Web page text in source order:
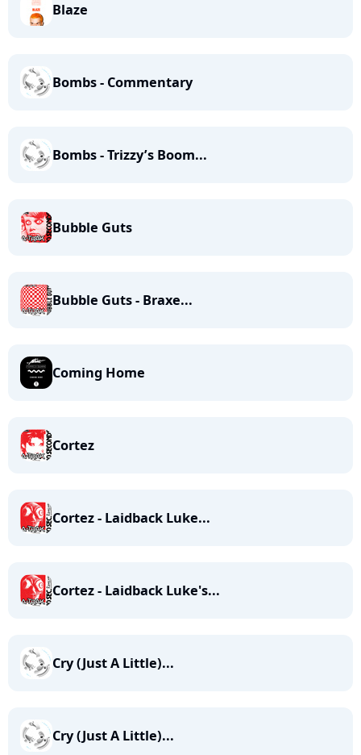
Blaze
Bombs - Commentary
Bombs - Trizzy’s Boom...
Bubble Guts
Bubble Guts - Braxe...
Coming Home
Cortez
Cortez - Laidback Luke...
Cortez - Laidback Luke's...
Cry (Just A Little)...
Cry (Just A Little)...